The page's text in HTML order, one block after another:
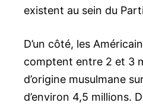
existent au sein du
D’un côté, les
comptent entre 2 et 3
d’origine musulmane
d’environ 4,5 millions.